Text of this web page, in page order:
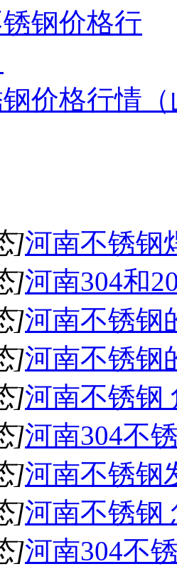
价格行情
]河南不锈钢
]河南304和
]河南不锈钢
]河南不锈钢
]河南不锈钢
]河南304不
]河南不锈钢
]河南不锈钢
]河南304不